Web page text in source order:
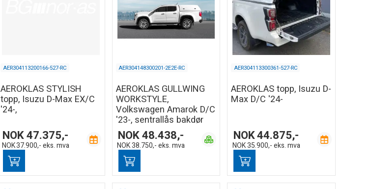
AER304113200166-527-RC
AEROKLAS STYLISH
topp, Isuzu D-Max EX/C
'24-,
NOK47.375,-
NOK37.900,- eks. mva
AER304148300201-2E2E-RC
AEROKLAS GULLWING
WORKSTYLE,
Volkswagen Amarok D/C
'23-, sentrallås bakdør
NOK48.438,-
NOK38.750,-eks. mva
AER304113300361-527-RC
AEROKLAS topp, Isuzu D-
Max D/C '24-
NOK44.875,-
NOK35.900,-eks. mva